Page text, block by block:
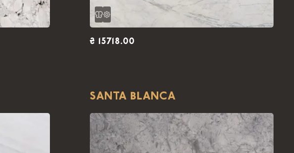
₴ 15718.00
SANTA BLANCA